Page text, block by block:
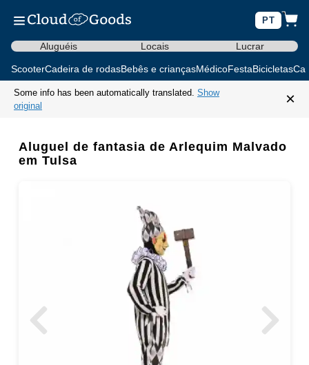
PT
Aluguéis Locais Lucrar
ScooterCadeira de rodasBebês e criançasMédicoFestaBicicletas
Some info has been automatically translated. Show
original
×
Aluguel de fantasia de Arlequim Malvado
em Tulsa